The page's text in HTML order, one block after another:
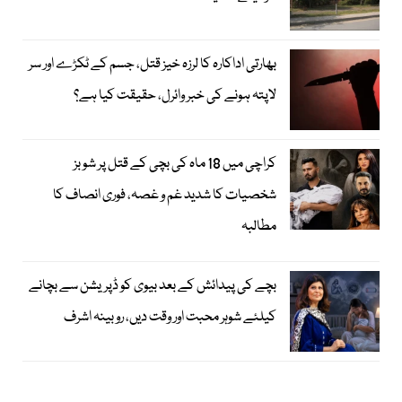
بھارتی اداکارہ کا لرزہ خیز قتل، جسم کے ٹکڑے اور سر
لاپتہ ہونے کی خبر وائرل، حقیقت کیا ہے؟
کراچی میں 18 ماہ کی بچی کے قتل پر شوبز
شخصیات کا شدید غم و غصہ، فوری انصاف کا
مطالبہ
بچے کی پیدائش کے بعد بیوی کو ڈپریشن سے بچانے
کیلئے شوہر محبت اور وقت دیں، روبینہ اشرف